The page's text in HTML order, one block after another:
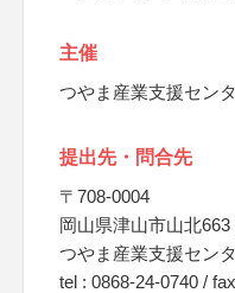
主催
つやま産業支援セン
提出先・問合先
〒708-0004
岡山県津山市山北
つやま産業支援セン
tel : 0868-24-0740 /